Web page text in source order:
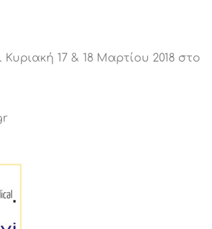
17 & 18 Μαρτίου 2018 στο